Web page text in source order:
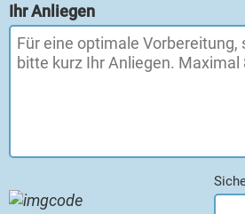
Ihr Anliegen